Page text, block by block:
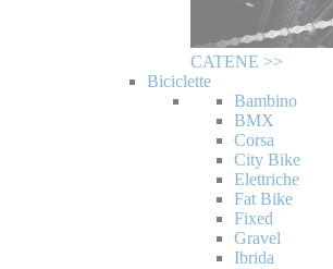
CATENE >>
Biciclette
Bambino
BMX
Corsa
City Bike
Elettriche
Fat Bike
Fixed
Gravel
Ibrida